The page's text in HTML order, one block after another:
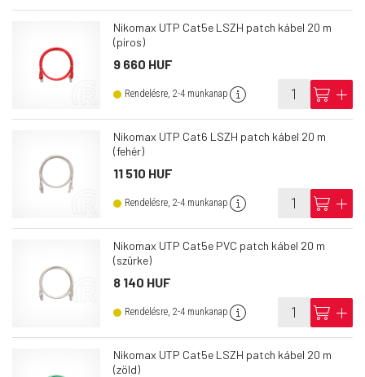
Nikomax UTP Cat5e LSZH patch kábel 20 m
(piros)
9 660 HUF
Rendelésre, 2-4 munkanap info cart add
Nikomax UTP Cat6 LSZH patch kábel 20 m
(fehér)
11 510 HUF
Rendelésre, 2-4 munkanap info cart add
Nikomax UTP Cat5e PVC patch kábel 20 m
(szürke)
8 140 HUF
Rendelésre, 2-4 munkanap info cart add
Nikomax UTP Cat5e LSZH patch kábel 20 m
(zöld)